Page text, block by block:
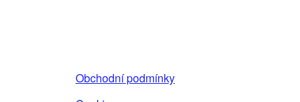
Obchodní podmínky